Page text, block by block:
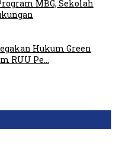
MBG, Sekolah
Hukum Green
RUU Pe…